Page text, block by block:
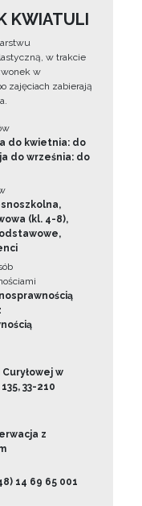
KWIATULI
w trakcie
w
zajęciach zabierają
do kwietnia: do
do września: do
(kl. 4-8),
w
33-210
z
14 69 65 001